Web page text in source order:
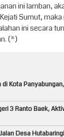
ini lamban,
Sumut,
ini secara
(*)
di Kota
3 Ranto Baek,
Desa